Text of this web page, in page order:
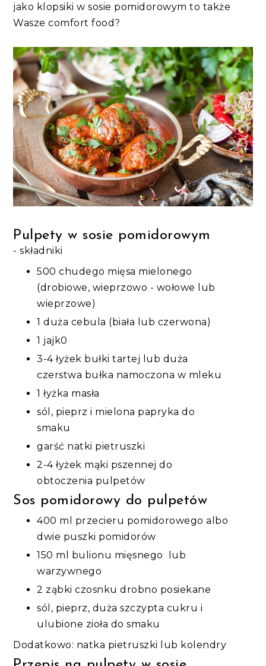
jako klopsiki w sosie pomidorowym to także
Wasze comfort food?
Pulpety w sosie pomidorowym
- składniki
500 chudego mięsa mielonego
(drobiowe, wieprzowo - wołowe lub
wieprzowe)
1 duża cebula (biała lub czerwona)
1 jajk0
3-4 łyżek bułki tartej lub duża
czerstwa bułka namoczona w mleku
1 łyżka masła
sól, pieprz i mielona papryka do
smaku
garść natki pietruszki
2-4 łyżek mąki pszennej do
obtoczenia pulpetów
Sos pomidorowy do pulpetów
400 ml przecieru pomidorowego albo
dwie puszki pomidorów
150 ml bulionu mięsnego lub
warzywnego
2 ząbki czosnku drobno posiekane
sól, pieprz, duża szczypta cukru i
ulubione zioła do smaku
Dodatkowo: natka pietruszki lub kolendry